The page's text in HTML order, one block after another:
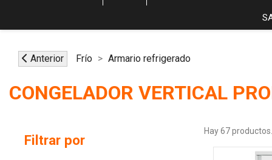
Anterior Frío Armario refrigerado
CONGELADOR VERTICAL
Filtrar por
Hay 67 productos.